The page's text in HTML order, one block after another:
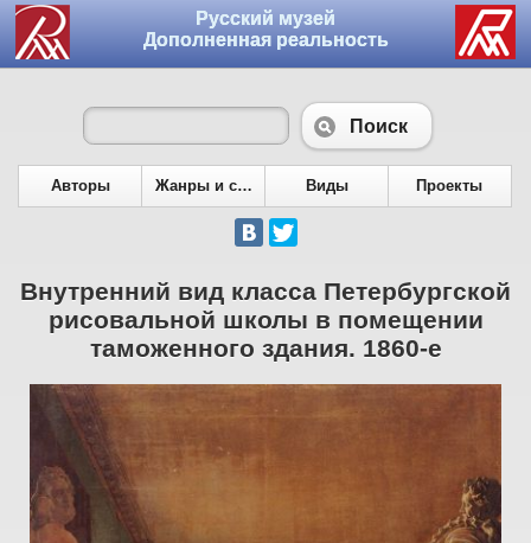
Русский музей
Дополненная реальность
Поиск
Авторы Жанры и сюжеты Виды Проекты
Внутренний вид класса Петербургской
рисовальной школы в помещении
таможенного здания. 1860-е